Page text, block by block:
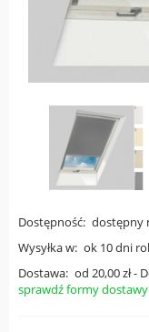
Dostępność: dostępny
Wysyłka w: ok 10 dni
Dostawa: od 20,00 zł-
Cena nie zawiera
sprawdź formy dostawy